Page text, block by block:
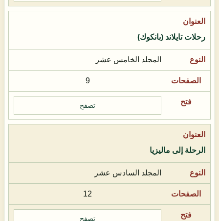
رحلات تايلاند (بانكوك)
المجلد الخامس عشر
9
تصفح
الرحلة إلى ماليزيا
المجلد السادس عشر
12
تصفح